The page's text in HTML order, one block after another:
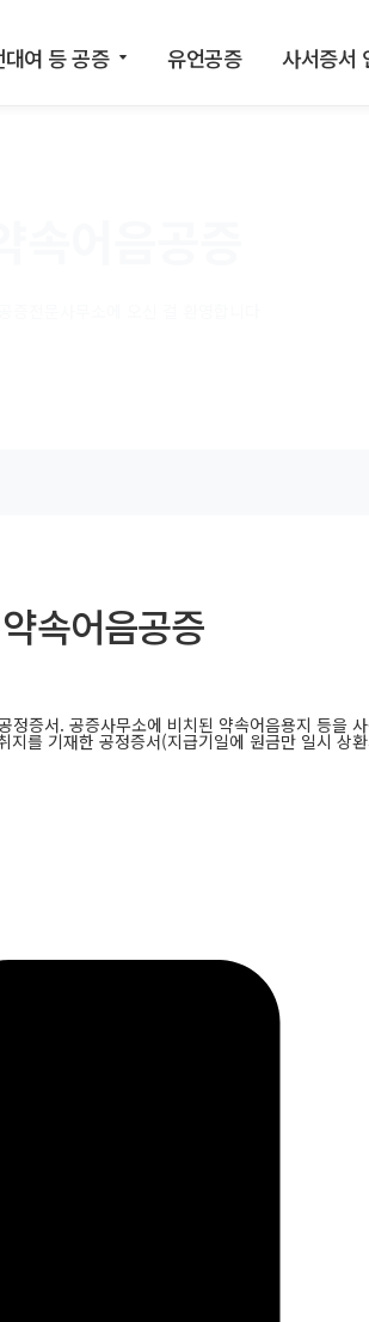
대여 등 공증 유언공증 사서증서
약속어음공증
증서. 공증사무소에 비치된 약속어음용지 등을
를 기재한 공정증서(지급기일에 원금만 일시 상